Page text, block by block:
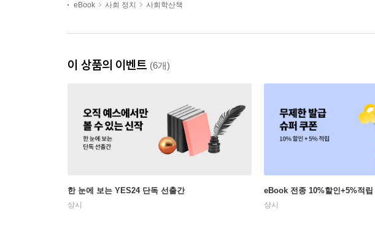
eBook 사회 정치 사회학산책
이 상품의 이벤트 (6개)
한 눈에 보는 YES24 단독 선출간
상시
eBook 전종 10%할인+5%적
상시